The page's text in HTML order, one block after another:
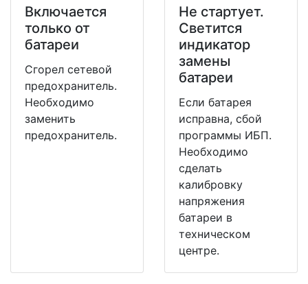
Включается
только от
батареи
Сгорел сетевой
предохранитель.
Необходимо
заменить
предохранитель.
Не стартует.
Светится
индикатор
замены
батареи
Если батарея
исправна, сбой
программы ИБП.
Необходимо
сделать
калибровку
напряжения
батареи в
техническом
центре.